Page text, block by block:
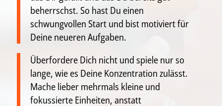
beherrschst. So hast Du einen
schwungvollen Start und bist motiviert für
Deine neueren Aufgaben.
Überfordere Dich nicht und spiele nur so
lange, wie es Deine Konzentration zulässt.
Mache lieber mehrmals kleine und
fokussierte Einheiten, anstatt